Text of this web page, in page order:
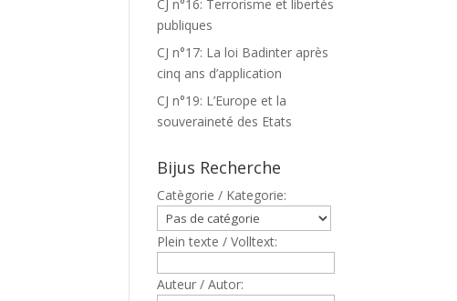
CJ n°16: Terrorisme et libertés
publiques
CJ n°17: La loi Badinter après
cinq ans d’application
CJ n°19: L’Europe et la
souveraineté des Etats
Bijus Recherche
Catègorie / Kategorie:
Plein texte / Volltext:
Auteur / Autor: